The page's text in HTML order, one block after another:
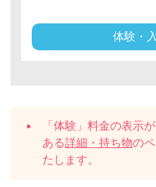
体験・
「体験」料金の表示
ある詳細・持ち物の
たします。